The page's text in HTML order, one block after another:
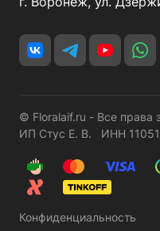
© Floralaif.ru - Все права
ИП Стус Е. В. ИНН
Конфиденциальность